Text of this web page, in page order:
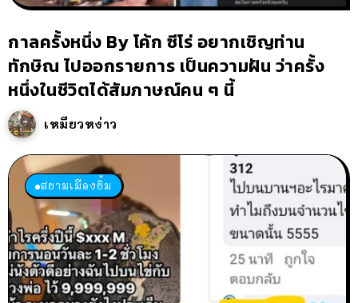
กาลครั้งหนึ่ง By โค้ก ซีโร่ อยากเชิญท่าน
ทักษิณ ไปออกรายการ เป็นความฝัน ว่าครั้ง
หนึ่งในชีวิตได้สัมภาษณ์คน ๆ นี้
เหมียวหง่าว
สยามเมืองยิ้ม